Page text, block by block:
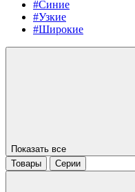
#Синие
#Узкие
#Широкие
Показать все
Товары
Серии